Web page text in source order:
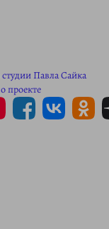
студии Павла Сайка
о проекте